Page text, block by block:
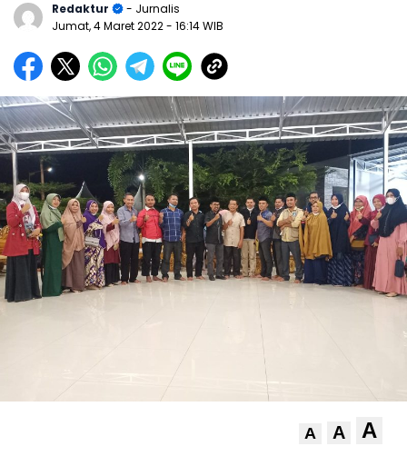
Redaktur
- Jurnalis
Jumat, 4 Maret 2022- 16:14 WIB
A A A